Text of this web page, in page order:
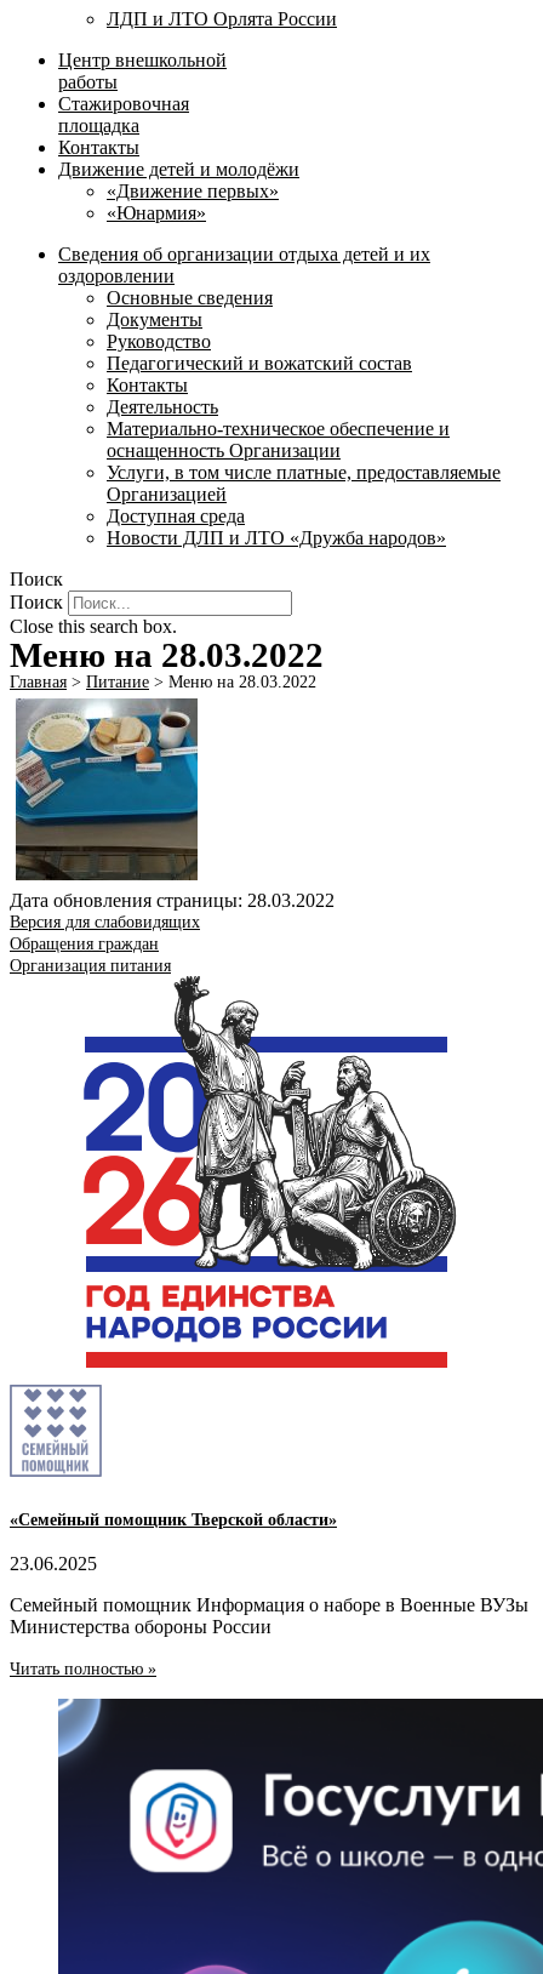
ЛДП и ЛТО Орлята России
Центр внешкольной
работы
Стажировочная
площадка
Контакты
Движение детей и молодёжи
«Движение первых»
«Юнармия»
Сведения об организации отдыха детей и их
оздоровлении
Основные сведения
Документы
Руководство
Педагогический и вожатский состав
Контакты
Деятельность
Материально-техническое обеспечение и
оснащенность Организации
Услуги, в том числе платные, предоставляемые
Организацией
Доступная среда
Новости ДЛП и ЛТО «Дружба народов»
Поиск
Поиск
Close this search box.
Меню на 28.03.2022
Главная > Питание > Меню на 28.03.2022
Дата обновления страницы: 28.03.2022
Версия для слабовидящих
Обращения граждан
Организация питания
«Семейный помощник Тверской области»
23.06.2025
Семейный помощник Информация о наборе в Военные ВУЗы
Министерства обороны России
Читать полностью »